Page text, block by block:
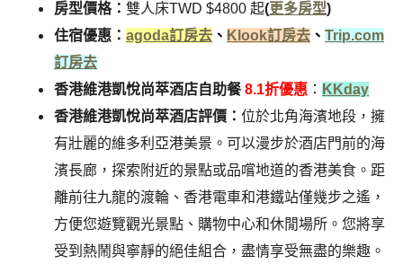
房型價格： 雙人床TWD $4800 起(更多房型)
住宿優惠： agoda訂房去 、 Klook訂房去 、 Trip.com
訂房去
香港維港凱悅尚萃酒店自助餐8.1折優惠 ： KKday
香港維港凱悅尚萃酒店評價： 位於北角海濱地段，擁
有壯麗的維多利亞港美景。可以漫步於酒店門前的海
濱長廊，探索附近的景點或品嚐地道的香港美食。距
離前往九龍的渡輪、香港電車和港鐵站僅幾步之遙，
方便您遊覽觀光景點、購物中心和休閒場所。您將享
受到熱鬧與寧靜的絕佳組合，盡情享受無盡的樂趣。